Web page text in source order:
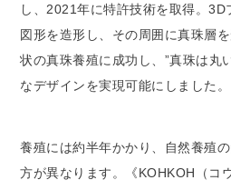
し、2021年に特許技術を取得。
図形を造形し、その周囲に真珠層
状の真珠養殖に成功し、”真珠は丸
なデザインを実現可能にしました。
養殖には約半年かかり、自然養殖
方が異なります。《KOHKOH（コ